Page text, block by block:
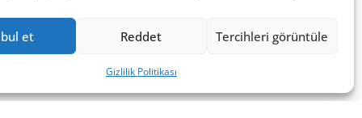
et Reddet Tercihleri görüntüle
Gizlilik Politikası